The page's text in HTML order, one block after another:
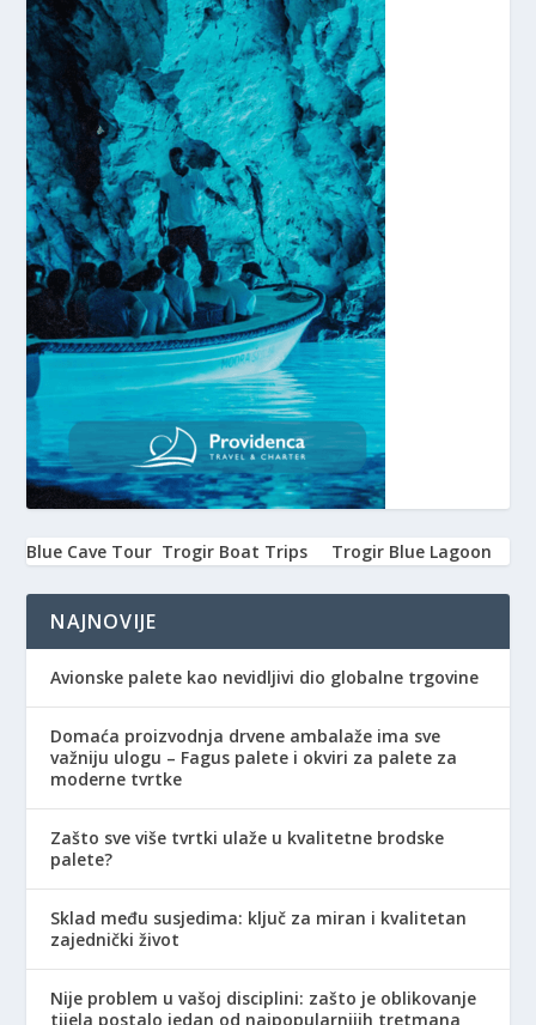
Blue Cave Tour Trogir Boat Trips Trogir Blue Lagoon
NAJNOVIJE
Avionske palete kao nevidljivi dio globalne trgovine
Domaća proizvodnja drvene ambalaže ima sve
važniju ulogu – Fagus palete i okviri za palete za
moderne tvrtke
Zašto sve više tvrtki ulaže u kvalitetne brodske
palete?
Sklad među susjedima: ključ za miran i kvalitetan
zajednički život
Nije problem u vašoj disciplini: zašto je oblikovanje
tijela postalo jedan od najpopularnijih tretmana